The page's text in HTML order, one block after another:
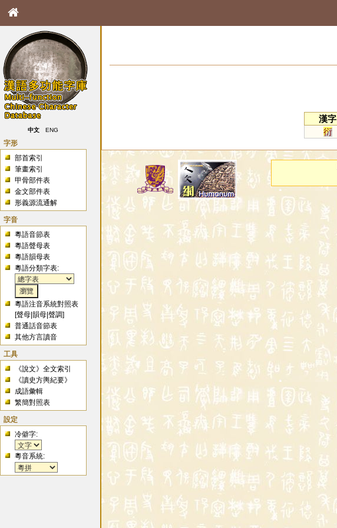
中文 ENG
字形
部首索引
筆畫索引
甲骨部件表
金文部件表
形義源流通解
字音
粵語音節表
粵語聲母表
粵語韻母表
粵語分類字表:
粵語注音系統對照表
[聲母 |韻母 |聲調]
普通話音節表
其他方言讀音
工具
《說文》全文索引
《讀史方輿紀要》
成語彙輯
繁簡對照表
設定
冷僻字:
粵音系統:
漢字
衍